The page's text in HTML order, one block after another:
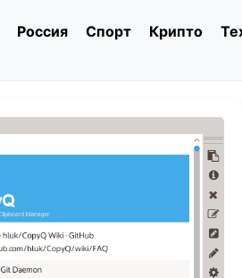
Россия Спорт Крипто